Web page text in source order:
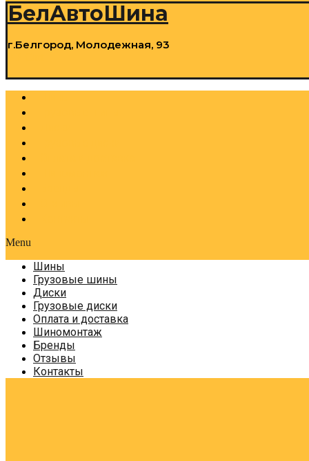
БелАвтоШина
г.Белгород, Молодежная, 93
Menu
Шины
Грузовые шины
Диски
Грузовые диски
Оплата и доставка
Шиномонтаж
Бренды
Отзывы
Контакты